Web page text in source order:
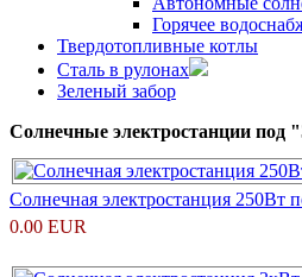
Горячее
Твердотопливные котлы
Сталь в рулонах
Зеленый забор
Солнечные электростанции
Солнечная электростанция 250Вт
0.00 EUR